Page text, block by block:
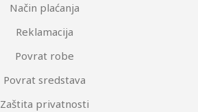
Način plaćanja
Reklamacija
Povrat robe
Povrat sredstava
Zaštita privatnosti